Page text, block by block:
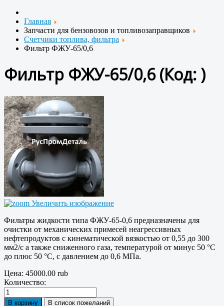
Главная
Запчасти для бензовозов и топливозаправщиков
Счетчики топлива, фильтра
Фильтр ФЖУ-65/0,6
Фильтр ФЖУ-65/0,6(Код: )
Увеличить изображение
Фильтры жидкости типа ФЖУ-65-0,6 предназначены для
очистки от механических примесей неагрессивных
нефтепродуктов с кинематической вязкостью от 0,55 до 300
мм2/с а также сниженного газа, температурой от минус 50 °С
до плюс 50 °С, с давлением до 0,6 МПа.
Цена: 45000.00 rub
Количество: